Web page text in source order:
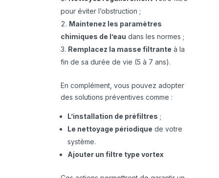
pour éviter l’obstruction ;
Maintenez les paramètres
chimiques de l’eau dans les normes ;
Remplacez la masse filtrante à la
fin de sa durée de vie (5 à 7 ans).
En complément, vous pouvez adopter
des solutions préventives comme :
L’installation de préfiltres ;
Le nettoyage périodique de votre
système.
Ajouter un filtre type vortex